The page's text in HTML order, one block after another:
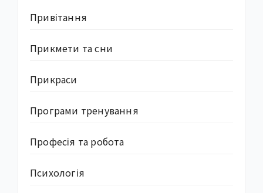
Привітання
Прикмети та сни
Прикраси
Програми тренування
Професія та робота
Психологія